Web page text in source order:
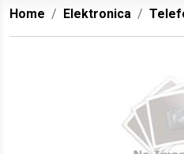
Home Elektronica